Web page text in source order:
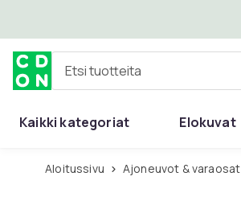
Etsi tuotteita
Kaikki kategoriat Elokuvat
Aloitussivu Ajoneuvot & varaosat